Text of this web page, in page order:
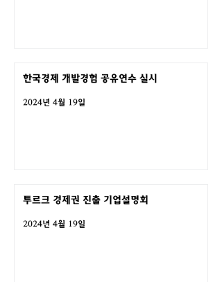
한국경제 개발경험 공유연수 실시
2024년 4월 19일
투르크 경제권 진출 기업설명회
2024년 4월 19일